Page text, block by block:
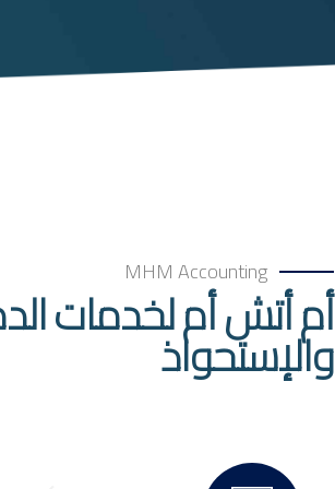
MHM Accounting
أم أتش أم لخدمات
والإستحواذ